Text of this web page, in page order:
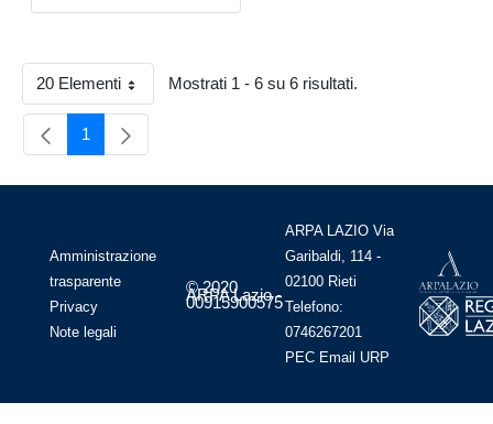
20 Elementi
Per Page Mostrati 1 - 6 su 6 risultati.
Pagina
1
Amministrazione
trasparente
Privacy
Note legali
© 2020
ARPA Lazio -
00915900575
ARPA LAZIO Via
Garibaldi, 114 -
02100 Rieti
Telefono:
0746267201
PEC Email URP